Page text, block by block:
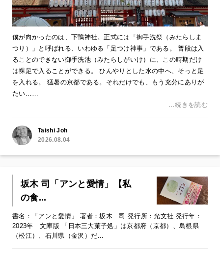
僕が向かったのは、下鴨神社。正式には「御手洗祭（みたらしま
つり）」と呼ばれる、いわゆる「足つけ神事」である。 普段は入
ることのできない御手洗池（みたらしがいけ）に、この時期だけ
は裸足で入ることができる。 ひんやりとした水の中へ、そっと足
を入れる。 猛暑の京都である。それだけでも、もう充分にありが
たい……
…続きを読む
Taishi Joh
2026.08.04
坂木 司「アンと愛情」【私
の食...
書名：「アンと愛情」 著者：坂木 司 発行所：光文社 発行年：
2023年 文庫版 「日本三大菓子処」は京都府（京都）、島根県
（松江）、石川県（金沢）だ…